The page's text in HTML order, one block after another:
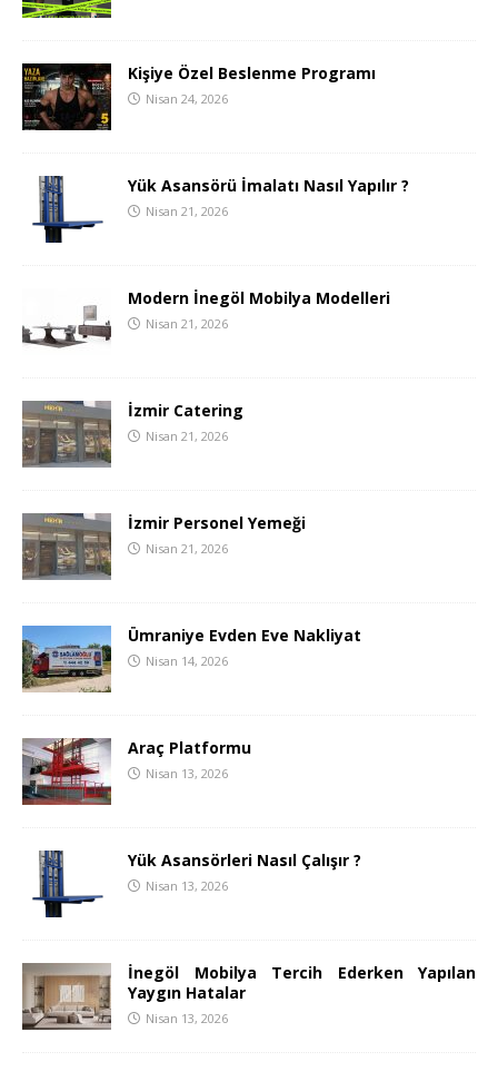
Kişiye Özel Beslenme Programı
Nisan 24, 2026
Yük Asansörü İmalatı Nasıl Yapılır ?
Nisan 21, 2026
Modern İnegöl Mobilya Modelleri
Nisan 21, 2026
İzmir Catering
Nisan 21, 2026
İzmir Personel Yemeği
Nisan 21, 2026
Ümraniye Evden Eve Nakliyat
Nisan 14, 2026
Araç Platformu
Nisan 13, 2026
Yük Asansörleri Nasıl Çalışır ?
Nisan 13, 2026
İnegöl Mobilya Tercih Ederken Yapılan
Yaygın Hatalar
Nisan 13, 2026